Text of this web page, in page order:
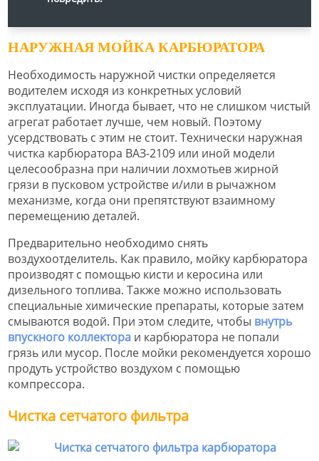
НАРУЖНАЯ МОЙКА КАРБЮРАТОРА
Необходимость наружной чистки определяется
водителем исходя из конкретных условий
эксплуатации. Иногда бывает, что не слишком чистый
агрегат работает лучше, чем новый. Поэтому
усердствовать с этим не стоит. Технически наружная
чистка карбюратора ВАЗ-2109 или иной модели
целесообразна при наличии лохмотьев жирной
грязи в пусковом устройстве и/или в рычажном
механизме, когда они препятствуют взаимному
перемещению деталей.
Предварительно необходимо снять
воздухоотделитель. Как правило, мойку карбюратора
производят с помощью кисти и керосина или
дизельного топлива. Также можно использовать
специальные химические препараты, которые затем
смываются водой. При этом следите, чтобы внутрь
впускного коллектора и карбюратора не попали
грязь или мусор. После мойки рекомендуется хорошо
продуть устройство воздухом с помощью
компрессора.
Чистка сетчатого фильтра